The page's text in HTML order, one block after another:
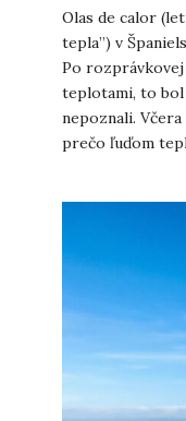
Olas de calor
tepla”) v
Po
teplotami, to bol
nepoznali.
prečo ľuďom